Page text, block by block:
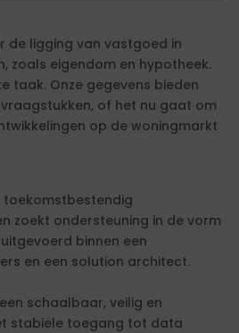
de ligging van vastgoed in
zoals eigendom en hypotheek.
taak. Onze gegevens bieden
of het nu gaat om
op de woningmarkt
toekomstbestendig
zoekt ondersteuning in de vorm
binnen een
en een solution architect.
schaalbaar, veilig en
stabiele toegang tot data